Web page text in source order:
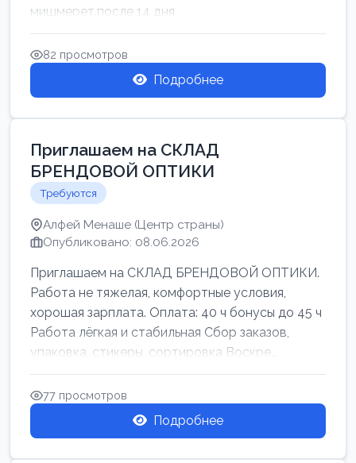
мишмерет.после 14 дня
82 просмотров
Подробнее
Приглашаем на СКЛАД
БРЕНДОВОЙ ОПТИКИ
Требуются
Алфей Менаше (Центр страны)
Опубликовано: 08.06.2026
Приглашаем на СКЛАД БРЕНДОВОЙ ОПТИКИ.
Работа не тяжелая, комфортные условия,
хорошая зарплата. Оплата: 40 ч бонусы до 45 ч
Работа лёгкая и стабильная Сбор заказов,
упаковка, стикеры, сортировка Воскре...
77 просмотров
Подробнее